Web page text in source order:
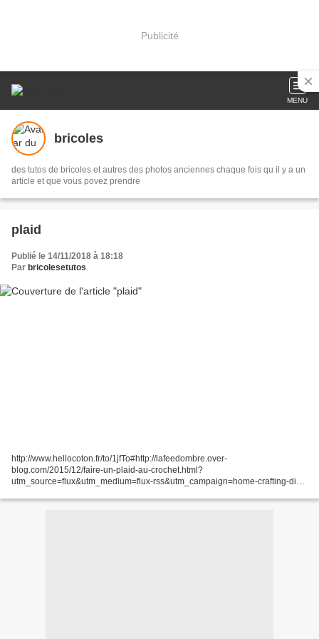
Publicité
MENU
bricoles
des tutos de bricoles et autres des photos anciennes chaque fois qu il y a un
article et que vous povez prendre
plaid
Publié le 14/11/2018 à 18:18
Par bricolesetutos
http://www.hellocoton.fr/to/1jfTo#http://lafeedombre.over-
blog.com/2015/12/faire-un-plaid-au-crochet.html?
utm_source=flux&utm_medium=flux-rss&utm_campaign=home-crafting-diy